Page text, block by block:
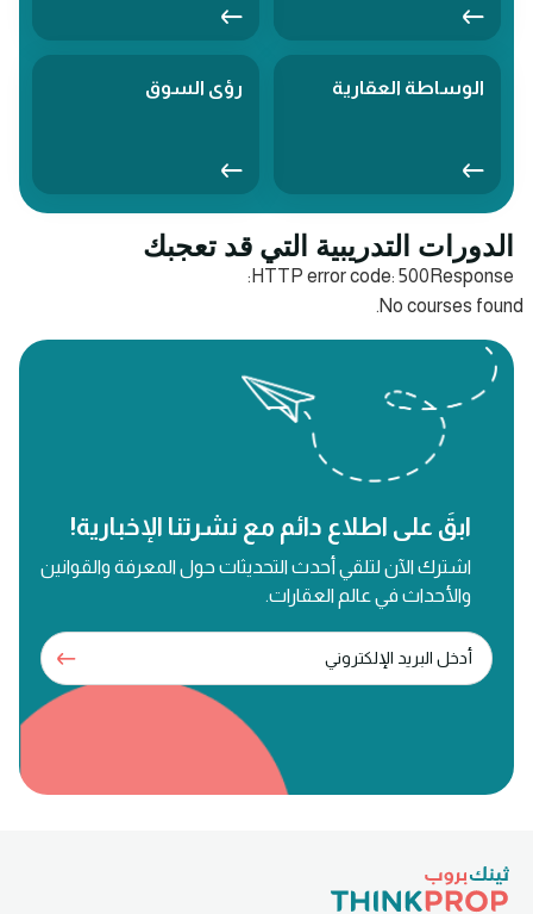
الوساطة العقارية رؤى السوق
الدورات التدريبية التي قد تعجبك
HTTP error code: 500Response:
No courses found.
ابقَ على اطلاع دائم مع نشرتنا الإخبارية!
اشترك الآن لتلقي أحدث التحديثات حول المعرفة والقوانين
والأحداث في عالم العقارات.